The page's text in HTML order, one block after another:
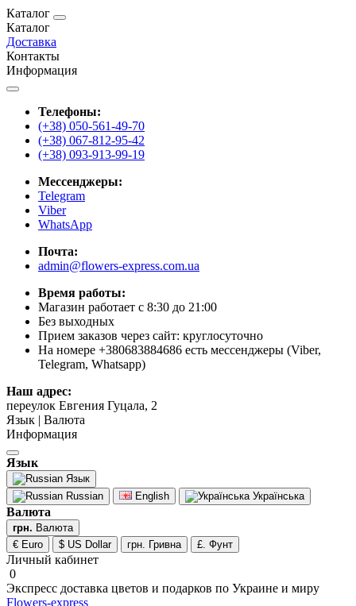
Каталог
Каталог
Доставка
Контакты
Информация
Телефоны:
(+38) 050-561-49-70
(+38) 067-812-95-42
(+38) 093-913-99-19
Мессенджеры:
Telegram
Viber
WhatsApp
Почта:
admin@flowers-express.com.ua
Время работы:
Магазин работает с 8:30 до 21:00
Без выходных
Прием заказов через сайт: круглосуточно
На номере +380683884686 есть мессенджеры (Viber,
Telegram, Whatsapp)
Наш адрес:
переулок Евгения Гуцала, 2
Язык | Валюта
Информация
Язык
Язык
Russian
English Українська
Валюта
грн. Валюта
€ Euro
$ US Dollar грн. Гривна £. Фунт
Личный кабинет
0
Экспресс доставка цветов и подарков по Украине и миру
Flowers-express